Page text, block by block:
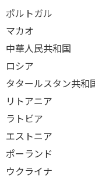
ポルトガル
マカオ
中華人民共和国
ロシア
タタールスタン共和
リトアニア
ラトビア
エストニア
ポーランド
ウクライナ